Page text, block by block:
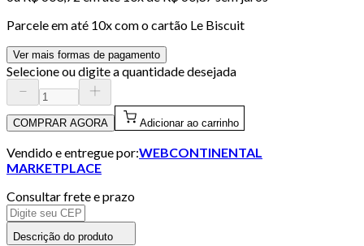
Parcele em até 10x com o cartão Le Biscuit
Ver mais formas de pagamento
Selecione ou digite a quantidade desejada
COMPRAR AGORA Adicionar ao carrinho
Vendido e entregue por:WEBCONTINENTAL
MARKETPLACE
Consultar frete e prazo
Descrição do produto